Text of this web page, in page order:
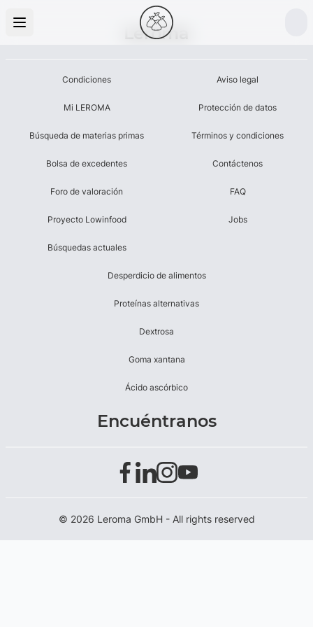
Leroma
Condiciones
Mi LEROMA
Búsqueda de materias primas
Bolsa de excedentes
Foro de valoración
Proyecto Lowinfood
Búsquedas actuales
Aviso legal
Protección de datos
Términos y condiciones
Contáctenos
FAQ
Jobs
Desperdicio de alimentos
Proteínas alternativas
Dextrosa
Goma xantana
Ácido ascórbico
Encuéntranos
© 2026 Leroma GmbH - All rights reserved